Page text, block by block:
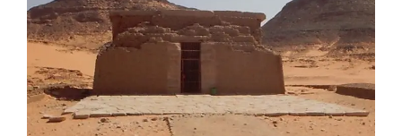
from the
website.
Marketing
By sharing
your